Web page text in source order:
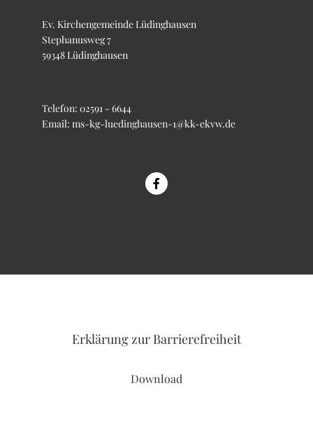
Ev. Kirchengemeinde Lüdinghausen
Stephanusweg 7
59348 Lüdinghausen
Telefon: 02591 - 6644
Email: ms-kg-luedinghausen-1@kk-ekvw.de
Erklärung zur Barrierefreiheit
Download